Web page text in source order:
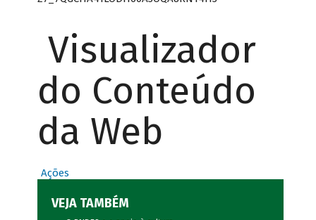
Visualizador
do Conteúdo
da Web
Ações
VEJA TAMBÉM